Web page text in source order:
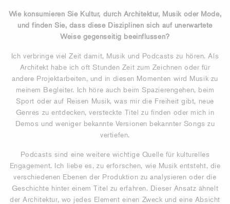
Wie konsumieren Sie Kultur, durch Architektur, Musik oder Mode,
und finden Sie, dass diese Disziplinen sich auf unerwartete
Weise gegenseitig beeinflussen?
Ich verbringe viel Zeit damit, Musik und Podcasts zu hören. Als
Architekt habe ich oft Stunden Zeit zum Zeichnen oder für
andere Projektarbeiten, und in diesen Momenten wird Musik zu
meinem Begleiter. Ich höre auch beim Spazierengehen, beim
Sport oder auf Reisen Musik, was mir die Freiheit gibt, neue
Genres zu entdecken, versteckte Titel zu finden oder mich in
Demos und weniger bekannte Versionen bekannter Songs zu
vertiefen.
Podcasts sind eine weitere wichtige Quelle für kulturelles
Engagement. Ich liebe es, zu erforschen, wie Musik entsteht, die
verschiedenen Ebenen der Produktion zu analysieren oder die
Geschichte hinter einem Titel zu erfahren. Dieser Ansatz ähnelt
der Architektur, wo jedes Element einen Zweck und eine Absicht